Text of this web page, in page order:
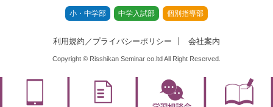
小・中学部 中学入試部 個別指導部
利用規約／プライバシーポリシー 会社案内
Copyright © Risshikan Seminar co.ltd All Right Reserved.